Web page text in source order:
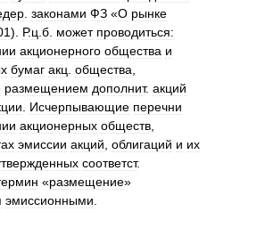
законами ФЗ «О рынке
). Р.ц б может проводиться:
акционерного общества и
бумаг акц общества
размещением дополнит. акций
Исчерпывающие перечни
акционерных обществ
эмиссии акций облигаций и их
соответст.
«размещение»
эмиссионными